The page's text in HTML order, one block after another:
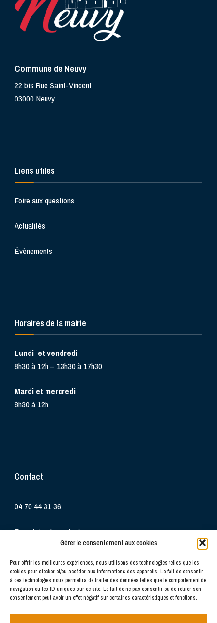
Gérer le consentement aux cookies
Pour offrir les meilleures expériences, nous utilisons des technologies telles que les
cookies pour stocker et/ou accéder aux informations des appareils. Le fait de consentir
à ces technologies nous permettra de traiter des données telles que le comportement de
navigation ou les ID uniques sur ce site. Le fait de ne pas consentir ou de retirer son
consentement peut avoir un effet négatif sur certaines caractéristiques et fonctions.
Commune de Neuvy
22 bis Rue Saint-Vincent
03000 Neuvy
Liens utiles
Foire aux questions
Actualités
Évènements
Horaires de la mairie
Lundi et vendredi
8h30 à 12h – 13h30 à 17h30
Mardi et mercredi
8h30 à 12h
Contact
04 70 44 31 36
Formulaire de contact